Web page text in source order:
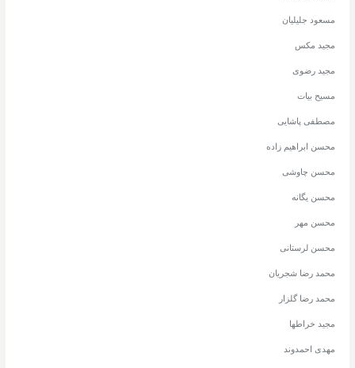
مسعود جلیلیان
مجید مکس
مجید رضوی
مسیح بیات
مصطفی پاشایی
محسن ابراهیم زاده
محسن چاوشی
محسن یگانه
محسن مهر
محسن لرستانی
محمد رضا شجریان
محمد رضا گلزار
مجید خراطها
مهدی احمدوند